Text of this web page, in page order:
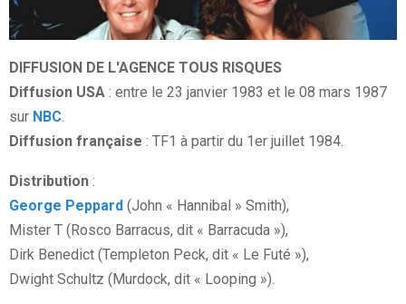
DIFFUSION DE L'AGENCE TOUS RISQUES
Diffusion USA : entre le 23 janvier 1983 et le 08 mars 1987
sur NBC.
Diffusion française : TF1 à partir du 1er juillet 1984.
Distribution :
George Peppard (John « Hannibal » Smith),
Mister T (Rosco Barracus, dit « Barracuda »),
Dirk Benedict (Templeton Peck, dit « Le Futé »),
Dwight Schultz (Murdock, dit « Looping »).